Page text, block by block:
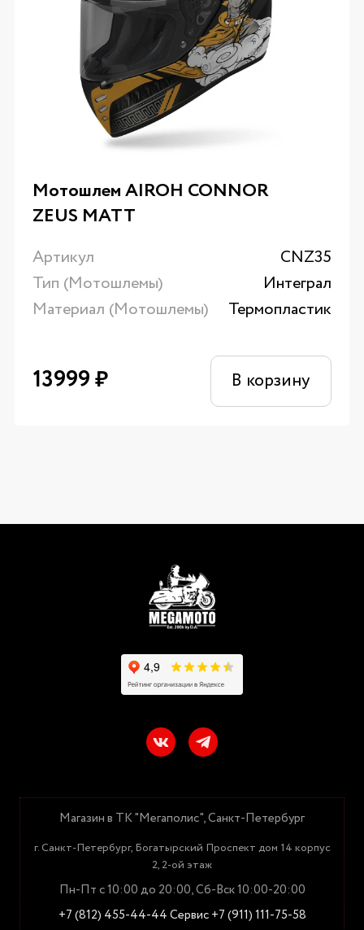
Мотошлем AIROH CONNOR
ZEUS MATT
Артикул
CNZ35
Тип (Мотошлемы)
Интеграл
Материал (Мотошлемы)
Термопластик
13999₽ В корзину
Магазин в ТК "Мегаполис", Санкт-Петербург
г. Санкт-Петербург, Богатырский Проспект дом 14 корпус
2, 2-ой этаж
Пн-Пт с 10:00 до 20:00, Сб-Вск 10:00-20:00
+7 (812) 455-44-44Сервис +7 (911) 111-75-58